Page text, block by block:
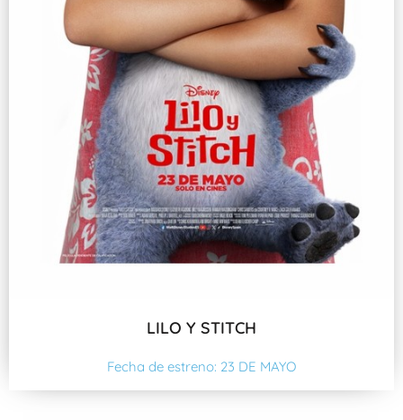
LILO Y STITCH
Fecha de estreno: 23 DE MAYO